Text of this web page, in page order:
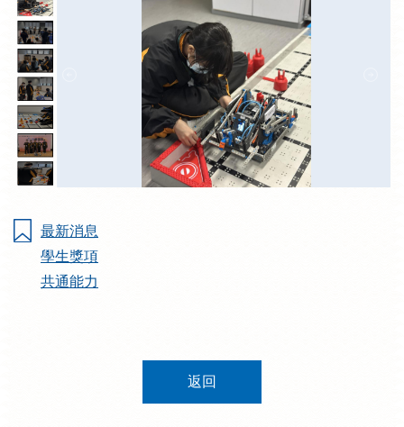
最新消息
學生獎項
共通能力
返回